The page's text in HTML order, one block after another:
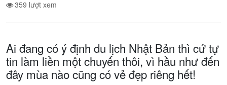
359 lượt xem
Ai đang có ý định du lịch Nhật Bản thì cứ tự
tin làm liền một chuyến thôi, vì hầu như đến
đây mùa nào cũng có vẻ đẹp riêng hết!